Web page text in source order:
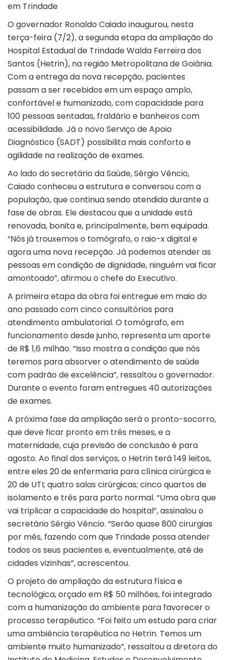
em Trindade
O governador Ronaldo Caiado inaugurou, nesta
terça-feira (7/2), a segunda etapa da ampliação do
Hospital Estadual de Trindade Walda Ferreira dos
Santos (Hetrin), na região Metropolitana de Goiânia.
Com a entrega da nova recepção, pacientes
passam a ser recebidos em um espaço amplo,
confortável e humanizado, com capacidade para
100 pessoas sentadas, fraldário e banheiros com
acessibilidade. Já o novo Serviço de Apoio
Diagnóstico (SADT) possibilita mais conforto e
agilidade na realização de exames.
Ao lado do secretário da Saúde, Sérgio Vêncio,
Caiado conheceu a estrutura e conversou com a
população, que continua sendo atendida durante a
fase de obras. Ele destacou que a unidade está
renovada, bonita e, principalmente, bem equipada.
“Nós já trouxemos o tomógrafo, o raio-x digital e
agora uma nova recepção. Já podemos atender as
pessoas em condição de dignidade, ninguém vai ficar
amontoado”, afirmou o chefe do Executivo.
A primeira etapa da obra foi entregue em maio do
ano passado com cinco consultórios para
atendimento ambulatorial. O tomógrafo, em
funcionamento desde junho, representa um aporte
de R$ 1,6 milhão. “Isso mostra a condição que nós
teremos para absorver o atendimento de saúde
com padrão de excelência”, ressaltou o governador.
Durante o evento foram entregues 40 autorizações
de exames.
A próxima fase da ampliação será o pronto-socorro,
que deve ficar pronto em três meses, e a
maternidade, cuja previsão de conclusão é para
agosto. Ao final dos serviços, o Hetrin terá 149 leitos,
entre eles 20 de enfermaria para clínica cirúrgica e
20 de UTI; quatro salas cirúrgicas; cinco quartos de
isolamento e três para parto normal. “Uma obra que
vai triplicar a capacidade do hospital”, assinalou o
secretário Sérgio Vêncio. “Serão quase 800 cirurgias
por mês, fazendo com que Trindade possa atender
todos os seus pacientes e, eventualmente, até de
cidades vizinhas”, acrescentou.
O projeto de ampliação da estrutura física e
tecnológica, orçado em R$ 50 milhões, foi integrado
com a humanização do ambiente para favorecer o
processo terapêutico. “Foi feito um estudo para criar
uma ambiência terapêutica no Hetrin. Temos um
ambiente muito humanizado”, ressaltou a diretora do